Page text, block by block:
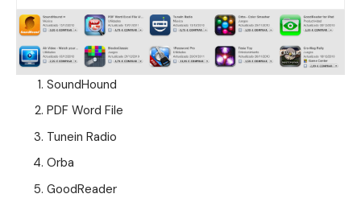
SoundHound
PDF Word File
Tunein Radio
Orba
GoodReader